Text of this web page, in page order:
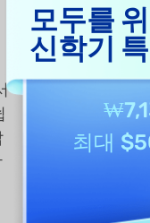
모두를
신학기
최대